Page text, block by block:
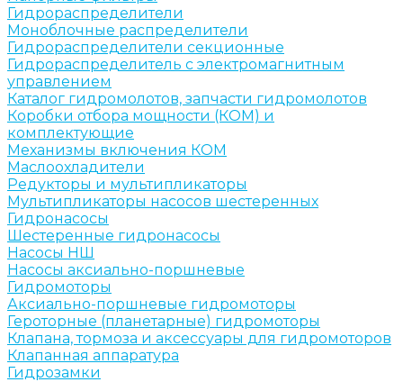
Гидрораспределители
Моноблочные распределители
Гидрораспределители секционные
Гидрораспределитель с электромагнитным
управлением
Каталог гидромолотов, запчасти гидромолотов
Коробки отбора мощности (КОМ) и
комплектующие
Механизмы включения КОМ
Маслоохладители
Редукторы и мультипликаторы
Мультипликаторы насосов шестеренных
Гидронасосы
Шестеренные гидронасосы
Насосы НШ
Насосы аксиально-поршневые
Гидромоторы
Аксиально-поршневые гидромоторы
Героторные (планетарные) гидромоторы
Клапана, тормоза и аксессуары для гидромоторов
Клапанная аппаратура
Гидрозамки